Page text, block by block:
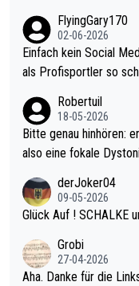
el hat.
s Leben in den Griff
r war doch neulich
rovoziert hat. Und
FlyingGary170
02-06-2026
Einfach kein Social
als Profisportler so
Robertuil
18-05-2026
Bitte genau hinhören:
also eine fokale
erden, im Arm hat.
be immer noch, dass
diese könnten teils
man nur zum
derJoker04
09-05-2026
Glück Auf ! SCHALKE
Grobi
27-04-2026
Aha. Danke für die